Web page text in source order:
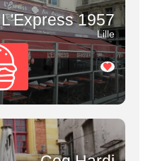
L'Express 1957
Lille